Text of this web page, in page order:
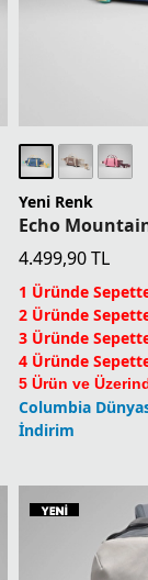
Yeni Renk
Echo
4.499,90TL
1 Üründe
2 Üründe
3 Üründe
4 Üründe
5 Ürün ve
Columbia
İndirim